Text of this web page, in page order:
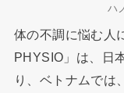
ハ
体の不調に悩む人
PHYSIO」は、日
り、ベトナムでは